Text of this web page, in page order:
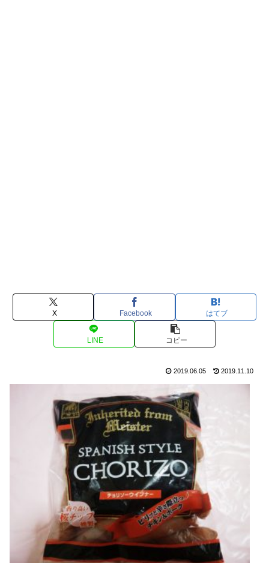
X Facebook はてブ
LINE コピー
2019.06.05 2019.11.10